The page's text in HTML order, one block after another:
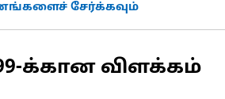
சேர்க்கவும்
-க்கான விளக்கம்